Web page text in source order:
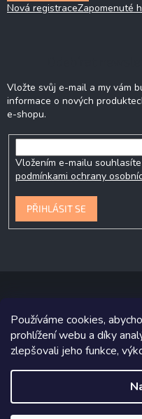
Používáme cookies,
prohlížení webu a díky
zlepšovali jeho funkce,
Nová registraceZapomenuté
Vložte svůj e-mail a my vám
informace o nových
e-shopu.
Vložením e-mailu
podmínkami ochrany
PŘIHLÁSIT SE
Copyright 2026P&P
Grafický návrh vytvořil a na